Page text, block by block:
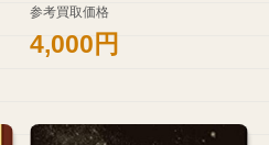
参考買取価格
4,000円